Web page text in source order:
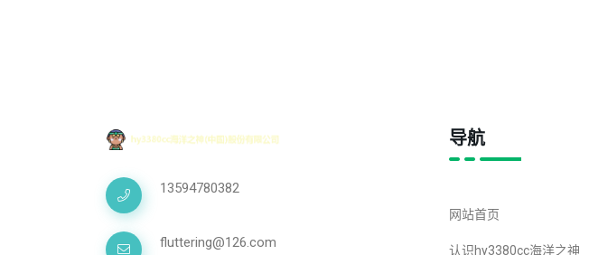
13594780382
fluttering@126.com
导航
网站首页
认识hy3380cc海洋之神